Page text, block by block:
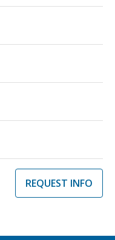
REQUEST INFO